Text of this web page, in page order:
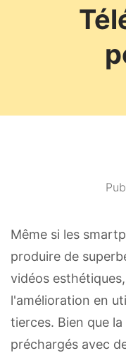
Même si les
produire de
vidéos
l'amélioration en
tierces. Bien que
préchargés avec